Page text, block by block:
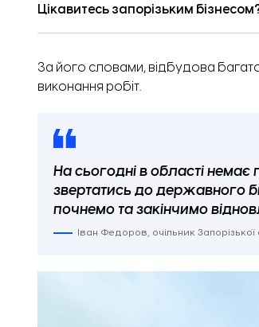
Цікавитесь запорізьким
За його словами, відбудова
виконання робіт.
На сьогодні в області немає
звертатись до державного
почнемо та закінчимо
Іван Федоров, очільник Запорізької